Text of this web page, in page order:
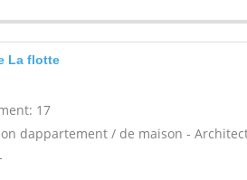
La flotte
17
dappartement / de maison -